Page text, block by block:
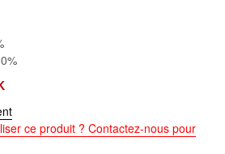
ce produit ? Contactez-nous pour